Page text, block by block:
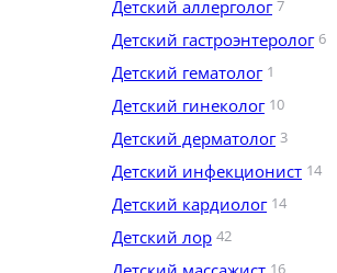
Детский аллерголог 7
Детский гастроэнтеролог 6
Детский гематолог 1
Детский гинеколог 10
Детский дерматолог 3
Детский инфекционист 14
Детский кардиолог 14
Детский лор 42
16